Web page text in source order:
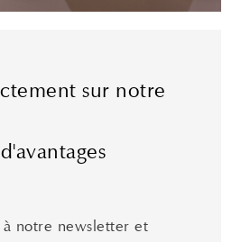
sur notre
notre newsletter et